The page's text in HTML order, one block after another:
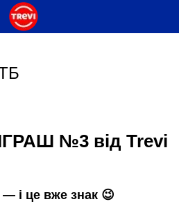
№3 від Trevi
і це вже знак 😉